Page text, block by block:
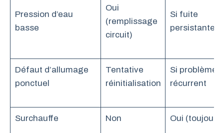
Pression d’eau
basse
Oui
(remplissage
circuit)
Si fuite
persistante
Défaut d’allumage
ponctuel
Tentative
réinitialisation
Si problème
récurrent
Surchauffe Non Oui (toujours)